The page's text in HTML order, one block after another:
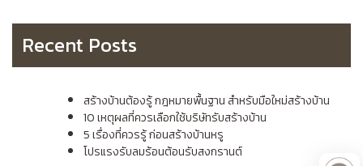
Recent Posts
สร้างบ้านต้องรู้ กฎหมายพื้นฐาน สำหรับมือใหม่สร้างบ้าน
10 เหตุผลที่ควรเลือกใช้บริษัทรับสร้างบ้าน
5 เรื่องที่ควรรู้ ก่อนสร้างบ้านหรู
โปรแรงรับลมร้อนต้อนรับสงกรานต์